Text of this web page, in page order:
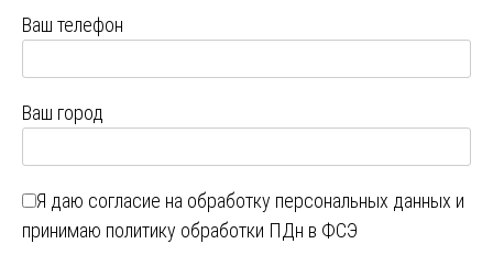
Ваш телефон
Ваш город
Я даю согласие на обработку персональных данных и
принимаю политику обработки ПДн в ФСЭ